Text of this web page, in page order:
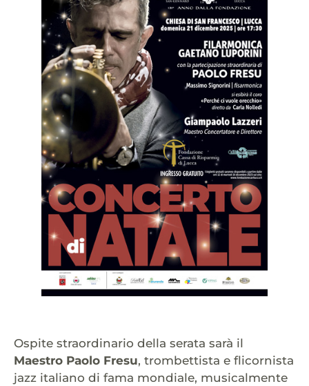
Ospite straordinario della serata sarà il
Maestro Paolo Fresu, trombettista e flicornista
jazz italiano di fama mondiale, musicalmente